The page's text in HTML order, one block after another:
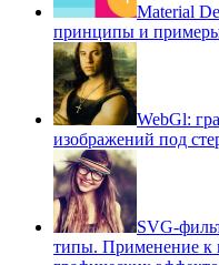
Material
принципы и примеры
WebGl:
изображений под
SVG-
типы. Применение к